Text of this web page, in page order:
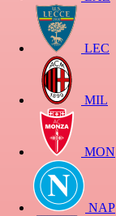
LEC
MIL
MON
NAP